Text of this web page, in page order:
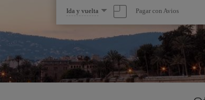
Seleccione
una
opción
Ida y vuelta Pagar con Avios